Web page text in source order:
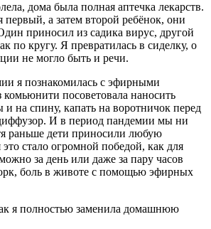
дома была полная аптечка лекарств.
первый, а затем второй ребёнок, они
приносил из садика вирус, другой
по кругу. Я превратилась в сиделку, о
не могло быть и речи.
я познакомилась с эфирными
посоветовала наносить
и на спину, капать на воротничок перед
И в период пандемии мы ни
раньше дети приносили любую
стало огромной победой, как для
за день или даже за пару часов
боль в животе с помощью эфирных
я полностью заменила домашнюю